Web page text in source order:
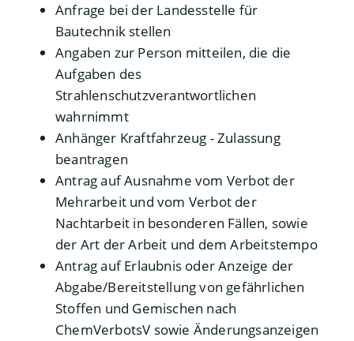
Anfrage bei der Landesstelle für
Bautechnik stellen
Angaben zur Person mitteilen, die die
Aufgaben des
Strahlenschutzverantwortlichen
wahrnimmt
Anhänger Kraftfahrzeug - Zulassung
beantragen
Antrag auf Ausnahme vom Verbot der
Mehrarbeit und vom Verbot der
Nachtarbeit in besonderen Fällen, sowie
der Art der Arbeit und dem Arbeitstempo
Antrag auf Erlaubnis oder Anzeige der
Abgabe/Bereitstellung von gefährlichen
Stoffen und Gemischen nach
ChemVerbotsV sowie Änderungsanzeigen